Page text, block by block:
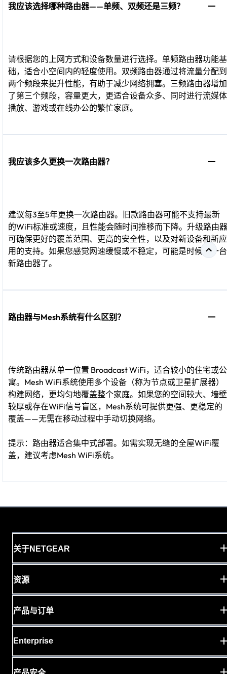
我应该选择哪种路由器——单频、双频还是三频？
请根据您的上网方式和设备数量进行选择。单频路由器功能基
础，适合小空间内的轻度使用。双频路由器通过将流量分配到
两个频段来提升性能，有助于减少网络拥塞。三频路由器增加
了第三个频段，容量更大，更适合设备众多、同时进行流媒体
播放、游戏或在线办公的繁忙家庭。
我应该多久更换一次路由器？
建议每3至5年更换一次路由器。旧款路由器可能不支持最新
的WiFi标准或速度，且性能会随时间推移而下降。升级路由器
可确保更好的覆盖范围、更高的安全性，以及对新设备和新应
用的支持。如果您感觉网速缓慢或不稳定，可能是时候换一台
新路由器了。
路由器与Mesh系统有什么区别？
传统路由器从单一位置 Broadcast WiFi，适合较小的住宅或公
寓。Mesh WiFi系统使用多个设备（称为节点或卫星扩展器）
构建网络，更均匀地覆盖整个家庭。如果您的空间较大、墙壁
较厚或存在WiFi信号盲区，Mesh系统可提供更强、更稳定的
覆盖——无需在移动过程中手动切换网络。
提示：路由器适合集中式部署。如需实现无缝的全屋WiFi覆
盖，建议考虑Mesh WiFi系统。
关于NETGEAR
资源
产品与订单
Enterprise